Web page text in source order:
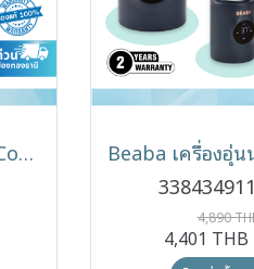
BEABA Mon Premier Coffret Repas ชุดของขวัญมื้ออาหารเด็ก 4 ชิ้น พร้อมจานสเตนเลส ช้อนส้อม และผ้ากันเปื้อน
4,890
4,401 THB